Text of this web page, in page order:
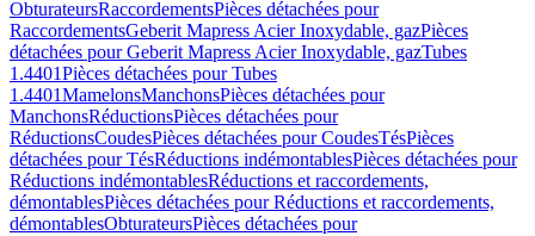
ObturateursRaccordementsPièces détachées pour
RaccordementsGeberit Mapress Acier Inoxydable, gazPièces
détachées pour Geberit Mapress Acier Inoxydable, gazTubes
1.4401Pièces détachées pour Tubes
1.4401MamelonsManchonsPièces détachées pour
ManchonsRéductionsPièces détachées pour
RéductionsCoudesPièces détachées pour CoudesTésPièces
détachées pour TésRéductions indémontablesPièces détachées pour
Réductions indémontablesRéductions et raccordements,
démontablesPièces détachées pour Réductions et raccordements,
démontablesObturateursPièces détachées pour